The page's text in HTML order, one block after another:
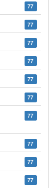
77
77
77
77
77
77
77
77
77
77